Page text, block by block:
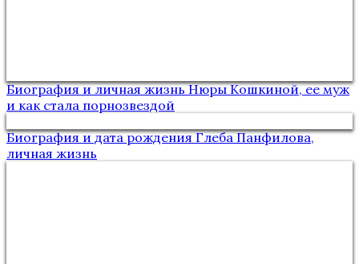
Биография и личная жизнь Нюры Кошкиной, ее муж
и как стала порнозвездой
Биография и дата рождения Глеба Панфилова,
личная жизнь